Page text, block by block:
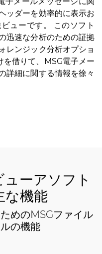
ッダーを効率的に表示お
ューです。 このソフト
迅速な分析のための証拠
レンジック分析オプショ
を借りて、MSG電子メー
詳細に関する情報を徐々
ューアソフト
な機能
めのMSGファイル
の機能